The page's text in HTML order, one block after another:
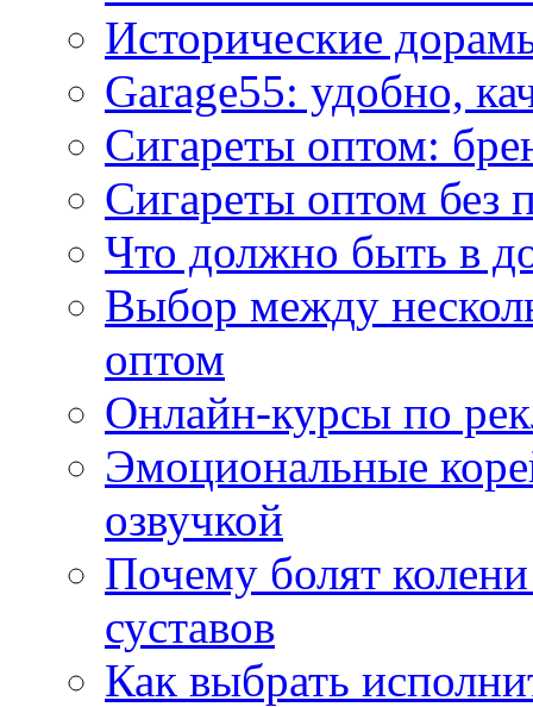
Исторические
Garage55: удобно,
Сигареты оптом:
Сигареты оптом без
Что должно быть в
Выбор между
оптом
Онлайн-курсы по
Эмоциональные
озвучкой
Почему болят
суставов
Как выбрать